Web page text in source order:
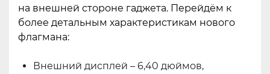
на внешней стороне гаджета. Перейдём к
более детальным характеристикам нового
флагмана:
Внешний дисплей – 6,40 дюймов,